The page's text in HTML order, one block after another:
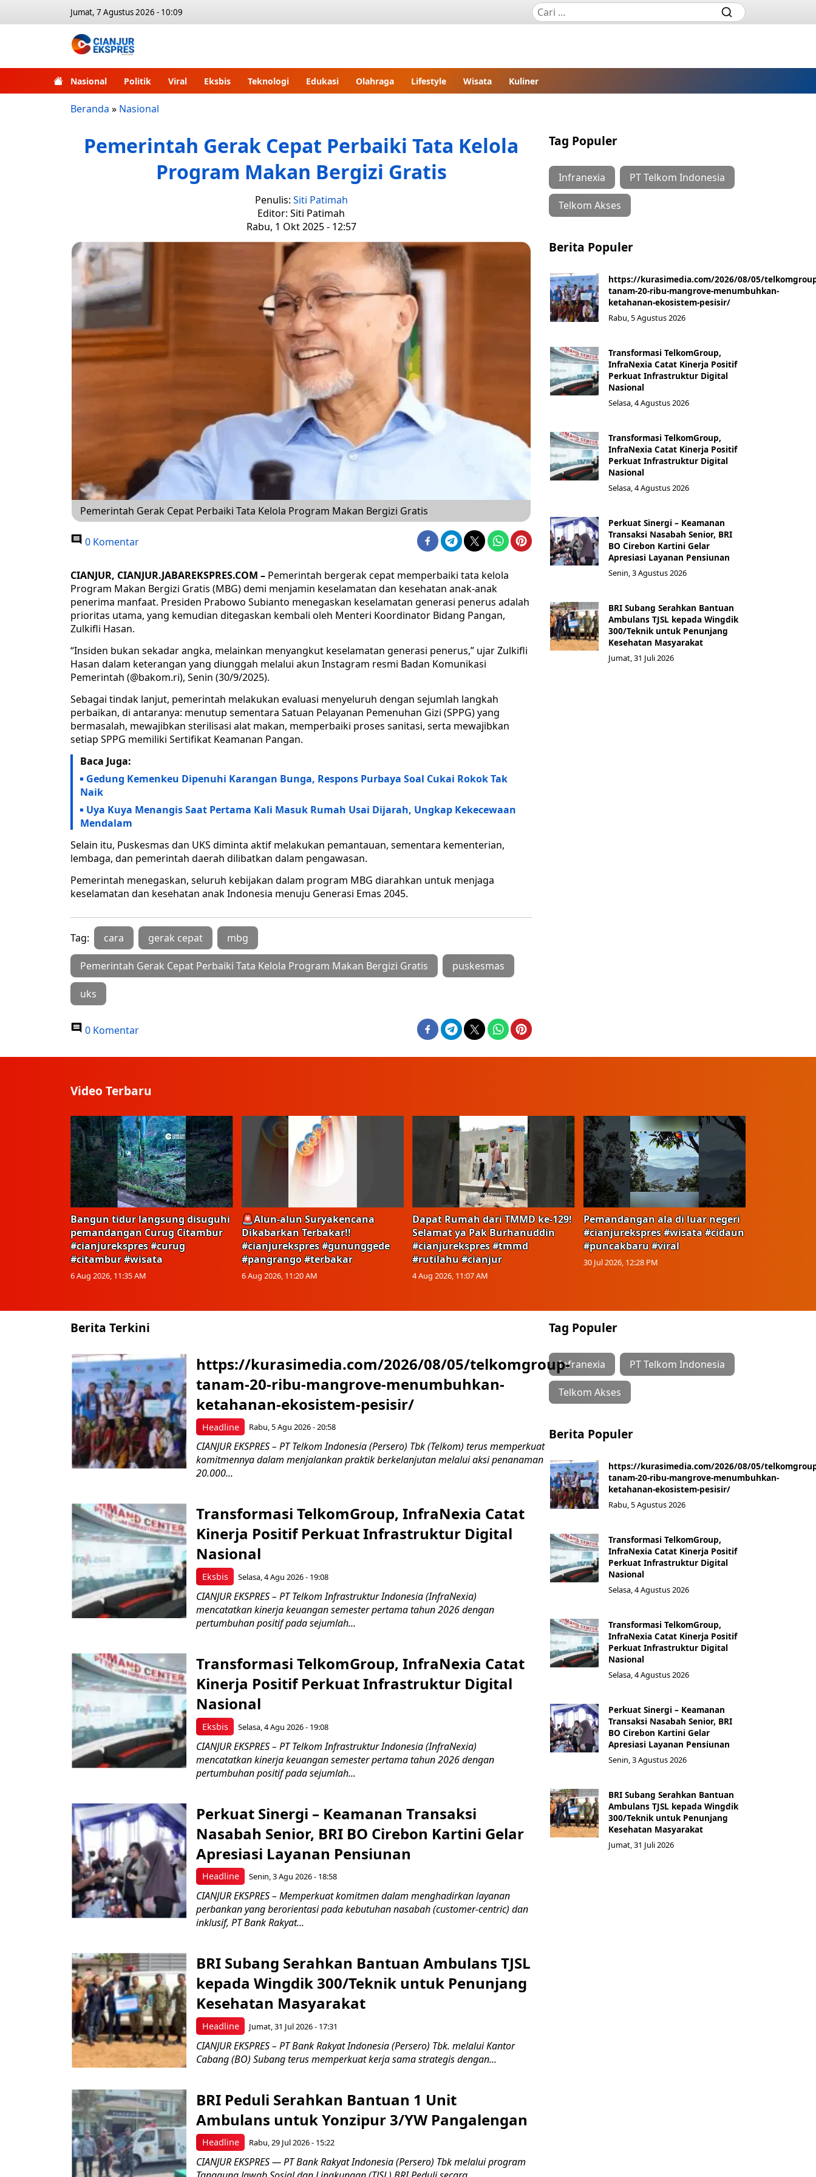
Jumat, 7 Agustus 2026 - 10:09
Nasional Politik Viral Eksbis Teknologi Edukasi Olahraga Lifestyle Wisata Kuliner
Beranda » Nasional
Pemerintah Gerak Cepat Perbaiki Tata Kelola
Program Makan Bergizi Gratis
Penulis: Siti Patimah
Editor: Siti Patimah
Rabu, 1 Okt 2025 - 12:57
Pemerintah Gerak Cepat Perbaiki Tata Kelola Program Makan Bergizi Gratis
0 Komentar
CIANJUR, CIANJUR.JABAREKSPRES.COM – Pemerintah bergerak cepat memperbaiki tata kelola
Program Makan Bergizi Gratis (MBG) demi menjamin keselamatan dan kesehatan anak-anak
penerima manfaat. Presiden Prabowo Subianto menegaskan keselamatan generasi penerus adalah
prioritas utama, yang kemudian ditegaskan kembali oleh Menteri Koordinator Bidang Pangan,
Zulkifli Hasan.
“Insiden bukan sekadar angka, melainkan menyangkut keselamatan generasi penerus,” ujar Zulkifli
Hasan dalam keterangan yang diunggah melalui akun Instagram resmi Badan Komunikasi
Pemerintah (@bakom.ri), Senin (30/9/2025).
Sebagai tindak lanjut, pemerintah melakukan evaluasi menyeluruh dengan sejumlah langkah
perbaikan, di antaranya: menutup sementara Satuan Pelayanan Pemenuhan Gizi (SPPG) yang
bermasalah, mewajibkan sterilisasi alat makan, memperbaiki proses sanitasi, serta mewajibkan
setiap SPPG memiliki Sertifikat Keamanan Pangan.
Baca Juga:
Gedung Kemenkeu Dipenuhi Karangan Bunga, Respons Purbaya Soal Cukai Rokok Tak
Naik
Uya Kuya Menangis Saat Pertama Kali Masuk Rumah Usai Dijarah, Ungkap Kekecewaan
Mendalam
Selain itu, Puskesmas dan UKS diminta aktif melakukan pemantauan, sementara kementerian,
lembaga, dan pemerintah daerah dilibatkan dalam pengawasan.
Pemerintah menegaskan, seluruh kebijakan dalam program MBG diarahkan untuk menjaga
keselamatan dan kesehatan anak Indonesia menuju Generasi Emas 2045.
Tag: cara gerak cepat mbg
Pemerintah Gerak Cepat Perbaiki Tata Kelola Program Makan Bergizi Gratis puskesmas
uks
0 Komentar
Tag Populer
Infranexia PT Telkom Indonesia
Telkom Akses
Berita Populer
https://kurasimedia.com/2026/08/05/
tanam-20-ribu-mangrove-menumbuhkan-
ketahanan-ekosistem-pesisir/
Rabu, 5 Agustus 2026
Transformasi TelkomGroup,
InfraNexia Catat Kinerja Positif
Perkuat Infrastruktur Digital
Nasional
Selasa, 4 Agustus 2026
Transformasi TelkomGroup,
InfraNexia Catat Kinerja Positif
Perkuat Infrastruktur Digital
Nasional
Selasa, 4 Agustus 2026
Perkuat Sinergi – Keamanan
Transaksi Nasabah Senior, BRI
BO Cirebon Kartini Gelar
Apresiasi Layanan Pensiunan
Senin, 3 Agustus 2026
BRI Subang Serahkan Bantuan
Ambulans TJSL kepada Wingdik
300/Teknik untuk Penunjang
Kesehatan Masyarakat ​
Jumat, 31 Juli 2026
Video Terbaru
Bangun tidur langsung disuguhi
pemandangan Curug Citambur
#cianjurekspres #curug
#citambur #wisata
6 Aug 2026, 11:35 AM
🚨Alun-alun Suryakencana
Dikabarkan Terbakar!!
#cianjurekspres #gununggede
#pangrango #terbakar
6 Aug 2026, 11:20 AM
Dapat Rumah dari TMMD ke-129!
Selamat ya Pak Burhanuddin
#cianjurekspres #tmmd
#rutilahu #cianjur
4 Aug 2026, 11:07 AM
Pemandangan ala di luar negeri
#cianjurekspres #wisata #cidaun
#puncakbaru #viral
30 Jul 2026, 12:28 PM
Berita Terkini
Headline
https://kurasimedia.com/2026/08/05/telkomgroup-
tanam-20-ribu-mangrove-menumbuhkan-
ketahanan-ekosistem-pesisir/
Rabu, 5 Agu 2026 - 20:58
CIANJUR EKSPRES – PT Telkom Indonesia (Persero) Tbk (Telkom) terus memperkuat
komitmennya dalam menjalankan praktik berkelanjutan melalui aksi penanaman
20.000...
Eksbis
Transformasi TelkomGroup, InfraNexia Catat
Kinerja Positif Perkuat Infrastruktur Digital
Nasional
Selasa, 4 Agu 2026 - 19:08
CIANJUR EKSPRES – PT Telkom Infrastruktur Indonesia (InfraNexia)
mencatatkan kinerja keuangan semester pertama tahun 2026 dengan
pertumbuhan positif pada sejumlah...
Eksbis
Transformasi TelkomGroup, InfraNexia Catat
Kinerja Positif Perkuat Infrastruktur Digital
Nasional
Selasa, 4 Agu 2026 - 19:08
CIANJUR EKSPRES – PT Telkom Infrastruktur Indonesia (InfraNexia)
mencatatkan kinerja keuangan semester pertama tahun 2026 dengan
pertumbuhan positif pada sejumlah...
Headline
Perkuat Sinergi – Keamanan Transaksi
Nasabah Senior, BRI BO Cirebon Kartini Gelar
Apresiasi Layanan Pensiunan
Senin, 3 Agu 2026 - 18:58
CIANJUR EKSPRES – Memperkuat komitmen dalam menghadirkan layanan
perbankan yang berorientasi pada kebutuhan nasabah (customer-centric) dan
inklusif, PT Bank Rakyat...
Headline
BRI Subang Serahkan Bantuan Ambulans TJSL
kepada Wingdik 300/Teknik untuk Penunjang
Kesehatan Masyarakat ​
Jumat, 31 Jul 2026 - 17:31
​CIANJUR EKSPRES – PT Bank Rakyat Indonesia (Persero) Tbk. melalui Kantor
Cabang (BO) Subang terus memperkuat kerja sama strategis dengan...
Headline
BRI Peduli Serahkan Bantuan 1 Unit
Ambulans untuk Yonzipur 3/YW Pangalengan
Rabu, 29 Jul 2026 - 15:22
CIANJUR EKSPRES — PT Bank Rakyat Indonesia (Persero) Tbk melalui program
Tag Populer
Infranexia PT Telkom Indonesia
Telkom Akses
Berita Populer
https://kurasimedia.com/2026/08/05/
tanam-20-ribu-mangrove-menumbuhkan-
ketahanan-ekosistem-pesisir/
Rabu, 5 Agustus 2026
Transformasi TelkomGroup,
InfraNexia Catat Kinerja Positif
Perkuat Infrastruktur Digital
Nasional
Selasa, 4 Agustus 2026
Transformasi TelkomGroup,
InfraNexia Catat Kinerja Positif
Perkuat Infrastruktur Digital
Nasional
Selasa, 4 Agustus 2026
Perkuat Sinergi – Keamanan
Transaksi Nasabah Senior, BRI
BO Cirebon Kartini Gelar
Apresiasi Layanan Pensiunan
Senin, 3 Agustus 2026
BRI Subang Serahkan Bantuan
Ambulans TJSL kepada Wingdik
300/Teknik untuk Penunjang
Kesehatan Masyarakat ​
Jumat, 31 Juli 2026